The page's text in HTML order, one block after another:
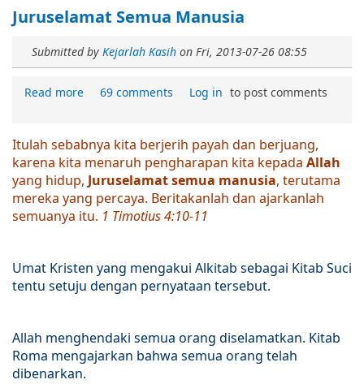
Juruselamat Semua Manusia
Submitted by Kejarlah Kasih on Fri, 2013-07-26 08:55
Read more 69 comments Log in to post comments
Itulah sebabnya kita berjerih payah dan berjuang,
karena kita menaruh pengharapan kita kepada Allah
yang hidup, Juruselamat semua manusia, terutama
mereka yang percaya. Beritakanlah dan ajarkanlah
semuanya itu. 1 Timotius 4:10-11
Umat Kristen yang mengakui Alkitab sebagai Kitab Suci
tentu setuju dengan pernyataan tersebut.
Allah menghendaki semua orang diselamatkan. Kitab
Roma mengajarkan bahwa semua orang telah
dibenarkan.